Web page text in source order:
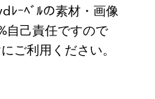
ﾚｰﾍﾞﾙの素材・画像
自己責任ですので
ご利用ください。